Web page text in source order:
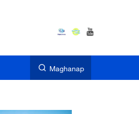
Maghanap